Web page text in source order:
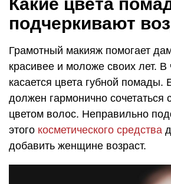
подчеркивают
Грамотный макияж помогает
красивее и моложе своих лет. В
касается цвета губной помады.
должен гармонично сочетаться
цветом волос. Неправильно
этого косметического средства
добавить женщине возраст.